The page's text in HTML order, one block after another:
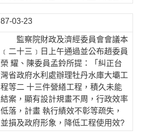
87-03-23
監察院財政及濟經委員會會議本
﹝二十三﹞日上午通過並公布趙委員
榮 耀、陳委員孟鈴所提：「糾正台
灣省政府水利處辦理牡丹水庫大壩工
程等二 十三件營繕工程，積久未能
結案，顯有設計規畫不周，行政效率
低落，計畫 執行績效不彰等疏失，
並損及政府形象，降低工程使用效?